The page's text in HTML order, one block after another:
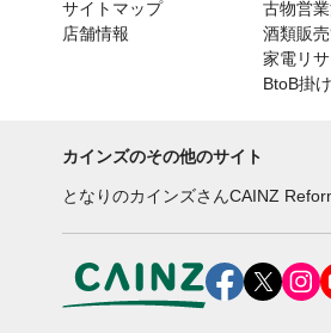
サイトマップ
店舗情報
古物営
酒類販
家電リ
BtoB掛
カインズのその他のサイト
となりのカインズさんCAINZ